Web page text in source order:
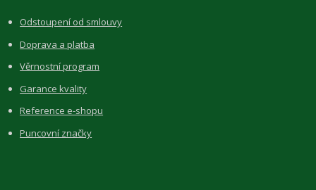
Odstoupení od smlouvy
Doprava a platba
Věrnostní program
Garance kvality
Reference e-shopu
Puncovní značky